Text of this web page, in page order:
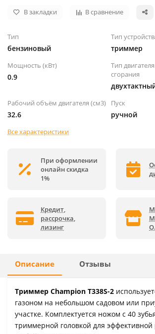
В закладки В сравнение
Тип
бензиновый
Тип
триммер
Мощность (кВт)
0.9
Тип
сгорания
Рабочий объём двигателя (см3)
32.6
Пуск
ручной
Все характеристики
При оформлении
онлайн скидка
1%
Кредит,
рассрочка,
лизинг
Описание Отзывы
Триммер Champion Т338S-2
газоном на небольшом садовом или
участке. Комплектуется ножом с 40
триммерной головкой для эффективной